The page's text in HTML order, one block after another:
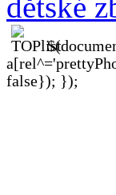
false}); });